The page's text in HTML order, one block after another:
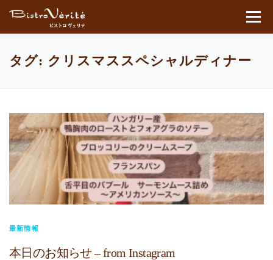
コンテンツへスキップ
メニュ
タグ: クリスマススペシャルディナー
最新情報
本日のお知らせ – from Instagram